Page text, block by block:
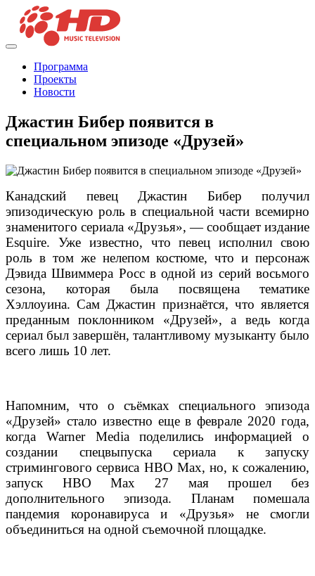
Программа
Проекты
Новости
Джастин Бибер появится в
специальном эпизоде «Друзей»
Канадский певец Джастин Бибер получил
эпизодическую роль в специальной части всемирно
знаменитого сериала «Друзья», — сообщает издание
Esquire. Уже известно, что певец исполнил свою
роль в том же нелепом костюме, что и персонаж
Дэвида Швиммера Росс в одной из серий восьмого
сезона, которая была посвящена тематике
Хэллоуина. Сам Джастин признаётся, что является
преданным поклонником «Друзей», а ведь когда
сериал был завершён, талантливому музыканту было
всего лишь 10 лет.
Напомним, что о съёмках специального эпизода
«Друзей» стало известно еще в феврале 2020 года,
когда Warner Media поделились информацией о
создании спецвыпуска сериала к запуску
стримингового сервиса HBO Max, но, к сожалению,
запуск HBO Max 27 мая прошел без
дополнительного эпизода. Планам помешала
пандемия коронавируса и «Друзья» не смогли
объединиться на одной съемочной площадке.